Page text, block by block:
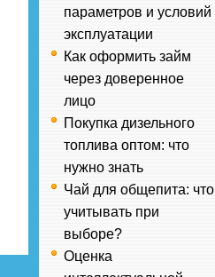
параметров и условий
эксплуатации
Как оформить займ
через доверенное
лицо
Покупка дизельного
топлива оптом: что
нужно знать
Чай для общепита: что
учитывать при
выборе?
Оценка